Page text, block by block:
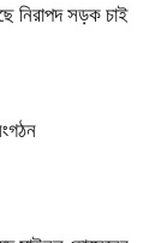
নিরাপদ সড়ক চাই